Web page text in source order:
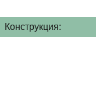
Конструкция: